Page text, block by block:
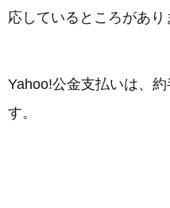
応しているところがあり
Yahoo!公金支払いは、
す。